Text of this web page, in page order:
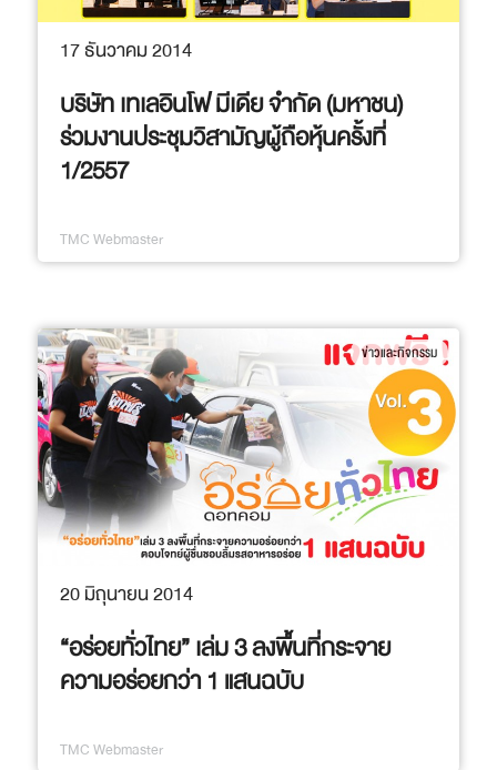
17 ธันวาคม 2014
บริษัท เทเลอินโฟ มีเดีย จำกัด (มหาชน)
ร่วมงานประชุมวิสามัญผู้ถือหุ้นครั้งที่
1/2557
TMC Webmaster
ข่าวและกิจกรรม
20 มิถุนายน 2014
“อร่อยทั่วไทย” เล่ม 3 ลงพื้นที่กระจาย
ความอร่อยกว่า 1 แสนฉบับ
TMC Webmaster